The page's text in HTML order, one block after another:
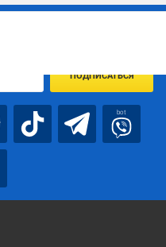
ПОДПИСАТЬСЯ
bot